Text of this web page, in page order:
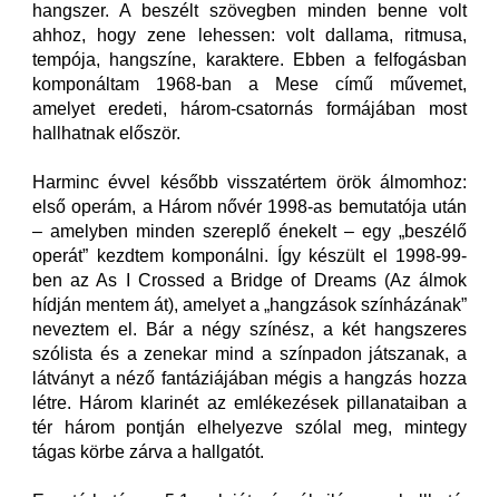
hangszer. A beszélt szövegben minden benne volt
ahhoz, hogy zene lehessen: volt dallama, ritmusa,
tempója, hangszíne, karaktere. Ebben a felfogásban
komponáltam 1968-ban a Mese című művemet,
amelyet eredeti, három-csatornás formájában most
hallhatnak először.
Harminc évvel később visszatértem örök álmomhoz:
első operám, a Három nővér 1998-as bemutatója után
– amelyben minden szereplő énekelt – egy „beszélő
operát” kezdtem komponálni. Így készült el 1998-99-
ben az As I Crossed a Bridge of Dreams (Az álmok
hídján mentem át), amelyet a „hangzások színházának”
neveztem el. Bár a négy színész, a két hangszeres
szólista és a zenekar mind a színpadon játszanak, a
látványt a néző fantáziájában mégis a hangzás hozza
létre. Három klarinét az emlékezések pillanataiban a
tér három pontján elhelyezve szólal meg, mintegy
tágas körbe zárva a hallgatót.